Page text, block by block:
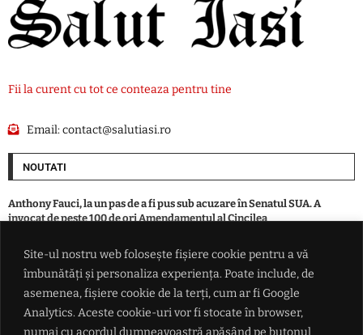
Site-ul nostru web folosește fișiere cookie pentru a vă
îmbunătăți și personaliza experiența. Poate include, de
asemenea, fișiere cookie de la terți, cum ar fi Google
Analytics. Aceste cookie-uri vor fi stocate în browser,
numai cu acordul dumneavoastră apăsând pe butonul
Fii la curent cu tot ce conteaza pentru tine
Email:contact@salutiasi.ro
NOUTATI
Anthony Fauci, la un pas de a fi pus sub acuzare în Senatul SUA. A
invocat de peste 100 de ori Amendamentul al Cincilea
Intervenție de urgență în centrul Pașcaniului. Un șofer de taxi a fost
resuscitat de echipajele medicale – FOTO
Șeful Parlamentului iranian îl ironizează pe Trump și îl acuză de